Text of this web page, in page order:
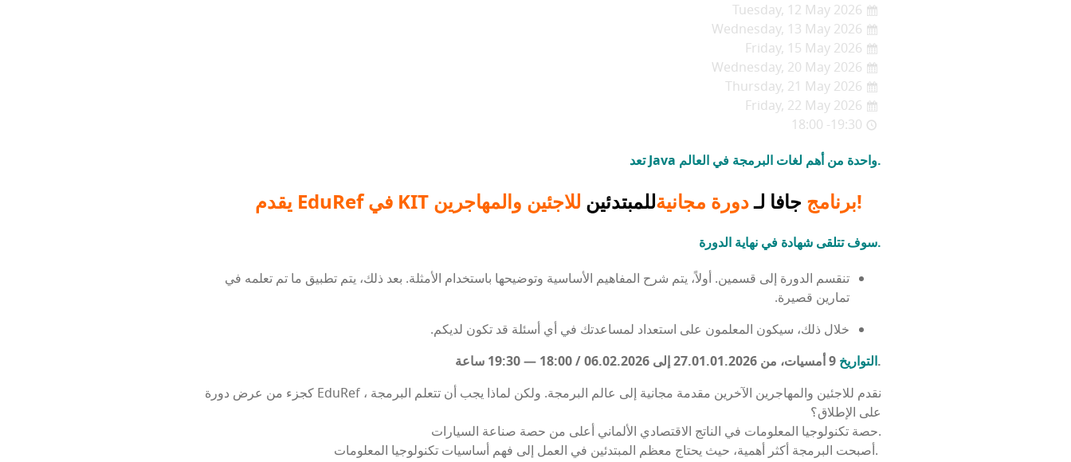
Tuesday, 12 May 2026
Wednesday, 13 May 2026
Friday, 15 May 2026
Wednesday, 20 May 2026
Thursday, 21 May 2026
Friday, 22 May 2026
18:00 -19:30
تعد Java واحدة من أهم لغات البرمجة في العالم.
يقدم EduRef في KIT برنامج جافا لـدورة مجانيةللمبتدئين للاجئين والمهاجرين!
سوف تتلقى شهادة في نهاية الدورة.
تنقسم الدورة إلى قسمين. أولاً، يتم شرح المفاهيم الأساسية وتوضيحها باستخدام الأمثلة. بعد ذلك، يتم تطبيق ما تم تعلمه في
تمارين قصيرة.
خلال ذلك، سيكون المعلمون على استعداد لمساعدتك في أي أسئلة قد تكون لديكم.
التواريخ 9 أمسيات، من 27
.01.01.2026 إلى 06.02.2026 / 18:00 — 19:30 ساعة.
كجزء من عرض دورة EduRef ، نقدم للاجئين والمهاجرين الآخرين مقدمة مجانية إلى عالم البرمجة. ولكن لماذا يجب أن تتعلم البرمجة
على الإطلاق؟
حصة تكنولوجيا المعلومات في الناتج الاقتصادي الألماني أعلى من حصة صناعة السيارات.
أصبحت البرمجة أكثر أهمية، حيث يحتاج معظم المبتدئين في العمل إلى فهم أساسيات تكنولوجيا المعلومات.